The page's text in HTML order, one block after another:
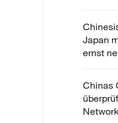
Japan
ernst
Chinas